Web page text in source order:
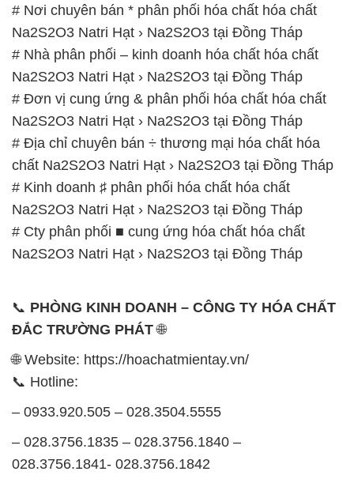
# Nơi chuyên bán * phân phối hóa chất hóa chất
Na2S2O3 Natri Hạt › Na2S2O3 tại Đồng Tháp
# Nhà phân phối – kinh doanh hóa chất hóa chất
Na2S2O3 Natri Hạt › Na2S2O3 tại Đồng Tháp
# Đơn vị cung ứng & phân phối hóa chất hóa chất
Na2S2O3 Natri Hạt › Na2S2O3 tại Đồng Tháp
# Địa chỉ chuyên bán ÷ thương mại hóa chất hóa
chất Na2S2O3 Natri Hạt › Na2S2O3 tại Đồng Tháp
# Kinh doanh ♯ phân phối hóa chất hóa chất
Na2S2O3 Natri Hạt › Na2S2O3 tại Đồng Tháp
# Cty phân phối ■ cung ứng hóa chất hóa chất
Na2S2O3 Natri Hạt › Na2S2O3 tại Đồng Tháp
📞 PHÒNG KINH DOANH – CÔNG TY HÓA CHẤT
ĐẮC TRƯỜNG PHÁT🌐
🌐 Website: https://hoachatmientay.vn/
📞 Hotline:
– 0933.920.505 – 028.3504.5555
– 028.3756.1835 – 028.3756.1840 –
028.3756.1841- 028.3756.1842